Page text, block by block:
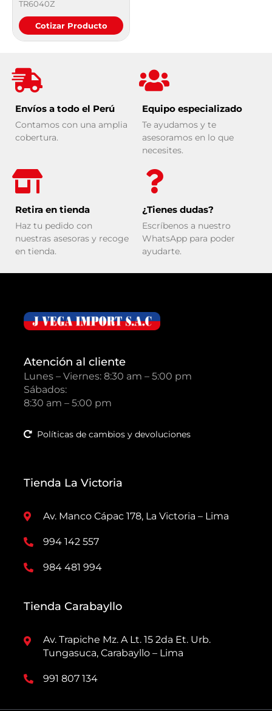
TR6040Z
Cotizar Producto
Envíos a todo el Perú
Contamos con una amplia
cobertura.
Equipo especializado
Te ayudamos y te
asesoramos en lo que
necesites.
Retira en tienda
Haz tu pedido con
nuestras asesoras y recoge
en tienda.
¿Tienes dudas?
Escríbenos a nuestro
WhatsApp para poder
ayudarte.
Atención al cliente
Lunes – Viernes: 8:30 am – 5:00 pm
Sábados:
8:30 am – 5:00 pm
Políticas de cambios y devoluciones
Tienda La Victoria
Av. Manco Cápac 178, La Victoria – Lima
994 142 557
984 481 994
Tienda Carabayllo
Av. Trapiche Mz. A Lt. 15 2da Et. Urb.
Tungasuca, Carabayllo – Lima
991 807 134